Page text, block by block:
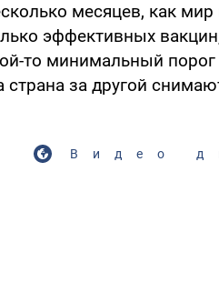
месяцев, как мир
эффективных
то минимальный порог
страна за другой
Видео